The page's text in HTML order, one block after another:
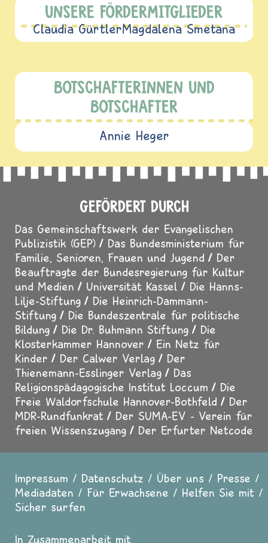
UNSERE FÖRDERMITGLIEDER
Claudia GürtlerMagdalena Smetana
BOTSCHAFTERINNEN UND
BOTSCHAFTER
Annie Heger
GEFÖRDERT DURCH
Das Gemeinschaftswerk der Evangelischen
Publizistik (GEP)
Das Bundesministerium für
Familie, Senioren, Frauen und Jugend
Der
Beauftragte der Bundesregierung für Kultur
und Medien
Universität Kassel
Die Hanns-
Lilje-Stiftung
Die Heinrich-Dammann-
Stiftung
Die Bundeszentrale für politische
Bildung
Die Dr. Buhmann Stiftung
Die
Klosterkammer Hannover
Ein Netz für
Kinder
Der Calwer Verlag
Der
Thienemann-Esslinger Verlag
Das
Religionspädagogische Institut Loccum
Die
Freie Waldorfschule Hannover-Bothfeld
Der
MDR-Rundfunkrat
Der SUMA-EV - Verein für
freien Wissenszugang
Der Erfurter Netcode
Fußzeile
Impressum Datenschutz Über uns
Presse
Mediadaten
Für Erwachsene
Helfen Sie mit
Sicher surfen
In Zusammenarbeit mit